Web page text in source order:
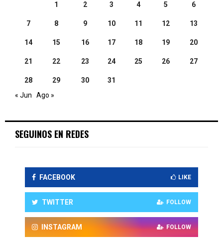
1 2 3 4 5 6
7 8 9 10 11 12 13
14 15 16 17 18 19 20
21 22 23 24 25 26 27
28 29 30
31
« Jun
Ago »
SEGUINOS EN REDES
FACEBOOK LIKE
TWITTER FOLLOW
INSTAGRAM FOLLOW